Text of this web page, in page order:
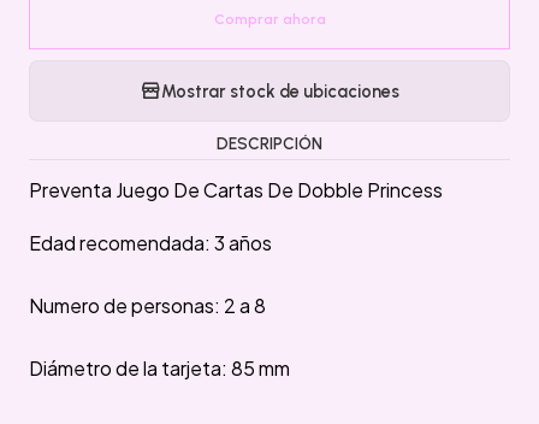
Comprar ahora
Mostrar stock de ubicaciones
DESCRIPCIÓN
Preventa Juego De Cartas De Dobble Princess
Edad recomendada: 3 años
Numero de personas: 2 a 8
Diámetro de la tarjeta: 85 mm